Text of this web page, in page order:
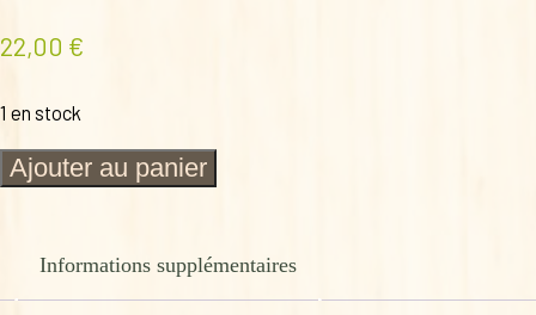
22,00 €
1 en stock
quantité
de
Ajouter au panier
Informations supplémentaires